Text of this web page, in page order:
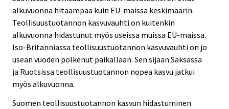
alkuvuonna hitaampaa kuin EU-maissa keskimäärin.
Teollisuustuotannon kasvuvauhti on kuitenkin
alkuvuonna hidastunut myös useissa muissa EU-maissa.
Iso-Britanniassa teollisuustuotannon kasvuvauhti on jo
usean vuoden polkenut paikallaan. Sen sijaan Saksassa
ja Ruotsissa teollisuustuotannon nopea kasvu jatkui
myös alkuvuonna.
Suomen teollisuustuotannon kasvun hidastuminen